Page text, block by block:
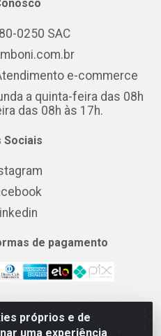
próprios e de
uma experiência
0250 SAC
e-commerce
a quinta-feira das 08h
das 08h às 17h.
Sociais
de pagamento
COSMÉTICOS ALIMENTOS E